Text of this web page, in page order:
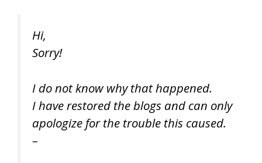
Hi,
Sorry!
I do not know why that happened.
I have restored the blogs and can only
apologize for the trouble this caused.
–